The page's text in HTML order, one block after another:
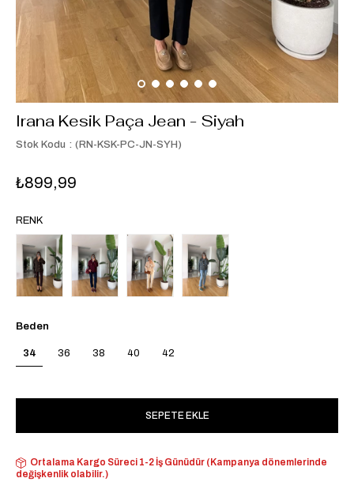
Irana Kesik Paça Jean - Siyah
Stok Kodu (RN-KSK-PC-JN-SYH)
₺899,99
RENK
Beden
34 36 38 40 42
Ortalama Kargo Süreci 1-2 İş Günüdür (Kampanya dönemlerinde
değişkenlik olabilir.)